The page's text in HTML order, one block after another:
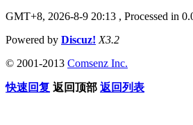
GMT+8, 2026-8-9 20:13 , Processed in
Powered by Discuz! X3.2
© 2001-2013 Comsenz Inc.
快速回复 返回顶部 返回列表